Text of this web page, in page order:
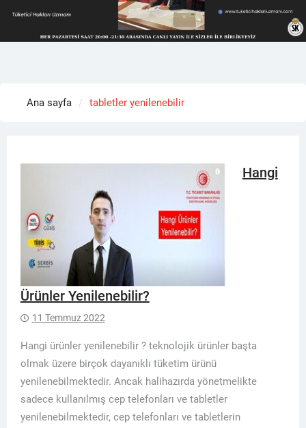
Ana sayfa tabletler yenilenebilir
Hangi
Ürünler Yenilenebilir?
11 Temmuz 2022
Hangi ürünler yenilenebilir ? teknolojik ürünler başta
olmak üzere birçok dayanıklı tüketim ürünü
yenilenebilmektedir. Ancak halihazırda yönetmelikte
sadece kullanılmış cep telefonları ve tabletler
yenilenebilmektedir, cep telefonları ve tabletlerin